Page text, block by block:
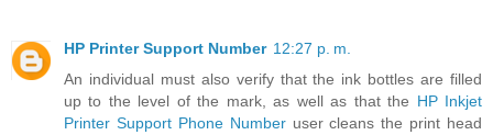
HP Printer Support Number 12:27 p. m.
An individual must also verify that the ink bottles are filled
up to the level of the mark, as well as that the HP Inkjet
Printer Support Phone Numberuser cleans the print head